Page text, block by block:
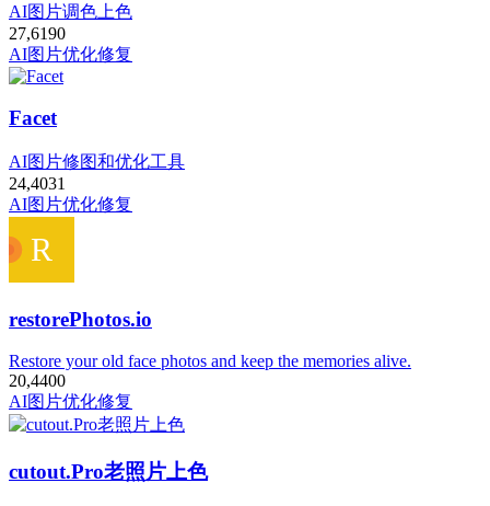
AI图片调色上色
27,6190
AI图片优化修复
Facet
AI图片修图和优化工具
24,4031
AI图片优化修复
restorePhotos.io
Restore your old face photos and keep the memories alive.
20,4400
AI图片优化修复
cutout.Pro老照片上色